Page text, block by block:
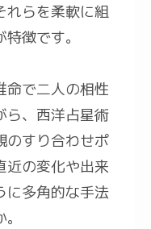
れらを柔軟に組
徴です。
命で二人の相性
ら、西洋占星術
のすり合わせポ
近の変化や出来
多角的な手法